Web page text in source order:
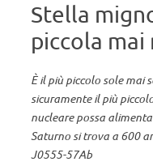
Stella
piccola mai
È il più piccolo sole mai
sicuramente il più
nucleare possa
Saturno si trova a 600
J0555-57Ab